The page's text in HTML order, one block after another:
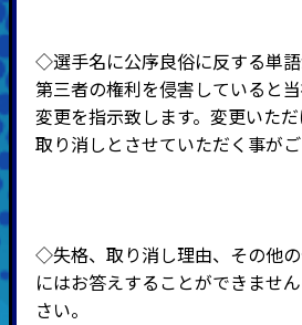
◇選手名に公序良俗に反する単
第三者の権利を侵害していると
変更を指示致します。変更いた
取り消しとさせていただく事がご
◇失格、取り消し理由、その他
にはお答えすることができませ
さい。